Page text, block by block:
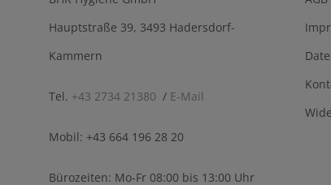
Hauptstraße 39, 3493 Hadersdorf-
Kammern
Tel. +43 2734 21380 / E-Mail
Mobil: +43 664 196 28 20
Bürozeiten: Mo-Fr 08:00 bis 13:00 Uhr